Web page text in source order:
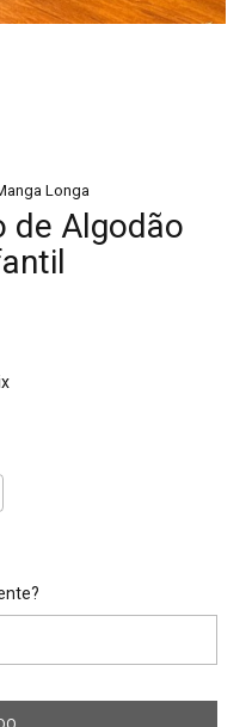
Longa
de Algodão